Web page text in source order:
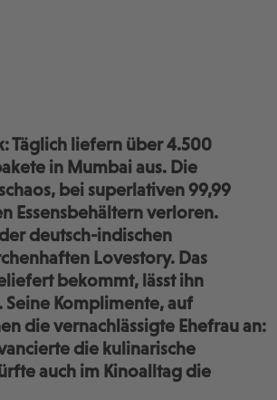
Täglich liefern über 4.500
in Mumbai aus. Die
bei superlativen 99,99
Essensbehältern verloren.
deutsch-indischen
Lovestory. Das
bekommt, lässt ihn
Komplimente, auf
die vernachlässigte Ehefrau an:
die kulinarische
auch im Kinoalltag die